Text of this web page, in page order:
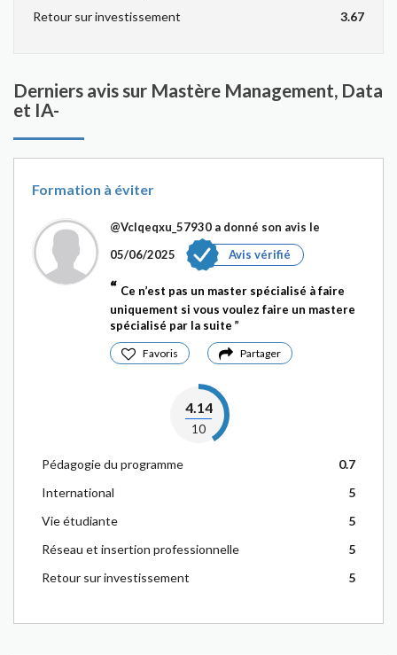
Retour sur investissement
3.67
Derniers avis sur Mastère Management, Data
et IA-
Formation à éviter
@Vclqeqxu_57930 a donné son avis le
05/06/2025
Avis vérifié
Ce n’est pas un master spécialisé à faire
uniquement si vous voulez faire un mastere
spécialisé par la suite
Favoris Partager
4.14
10
Pédagogie du programme
0.7
International
5
Vie étudiante
5
Réseau et insertion professionnelle
5
Retour sur investissement
5